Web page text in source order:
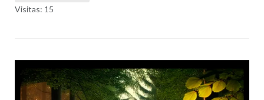
Visitas: 15